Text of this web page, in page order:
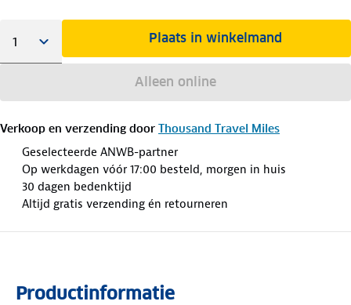
Plaats in winkelmand
Alleen online
Verkoop en verzending door Thousand Travel Miles
Geselecteerde ANWB-partner
Op werkdagen vóór 17:00 besteld, morgen in huis
30 dagen bedenktijd
Altijd gratis verzending én retourneren
Productinformatie